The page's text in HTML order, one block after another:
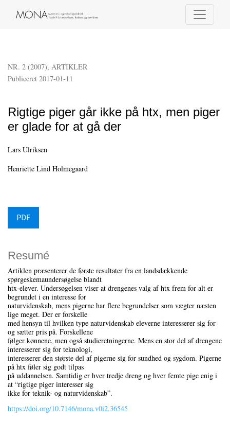
Rigtige piger går ikke på htx, men piger er glade for at gå der
NR. 2 (2007), ARTIKLER
Rigtige piger går ikke på htx, men piger
er glade for at gå der
Publiceret 2017-01-11
Lars Ulriksen
Henriette Lind Holmegaard
PDF
Resumé
Artiklen præsenterer de første resultater fra en landsdækkende
spørgeskemaundersøgelse blandt
htx-elever. Undersøgelsen viser at drengenes valg af htx frem for alt er
begrundet i en interesse for
naturvidenskab, mens pigerne har flere begrundelser som vægter næsten
lige meget. Der er forskelle
med hensyn til hvilken type naturvidenskab eleverne interesserer sig for
og sætter pris på. Forskellene
følger kønnene, men også studieretningerne. Mens en stor del af drengene
interesserer sig for teknologi,
interesserer den største del af pigerne sig for sundhed og sygdom. Pigerne
på htx føler sig godt tilpas
på uddannelsen. Samtidig er hver tredje dreng og hver femte pige enig i
at “rigtige piger interesser sig
ikke for teknik- og naturvidenskab”.
https://doi.org/10.7146/mona.v0i2.36545